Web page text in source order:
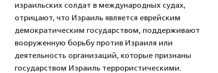
израильских солдат в международных судах,
отрицают, что Израиль является еврейским
демократическим государством, поддерживают
вооруженную борьбу против Израиля или
деятельность организаций, которые признаны
государством Израиль террористическими.